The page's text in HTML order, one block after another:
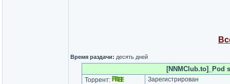
Время раздачи: десять дней
[NNMClub.to]_Pod
Торрент:
Зарегистрирован